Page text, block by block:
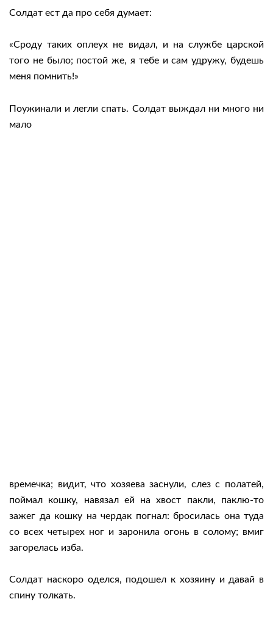
Солдат ест да про себя думает:
«Сроду таких оплеух не видал, и на службе царской
того не было; постой же, я тебе и сам удружу, будешь
меня помнить!»
Поужинали и легли спать. Солдат выждал ни много ни
мало
времечка; видит, что хозяева заснули, слез с полатей,
поймал кошку, навязал ей на хвост пакли, паклю-то
зажег да кошку на чердак погнал: бросилась она туда
со всех четырех ног и заронила огонь в солому; вмиг
загорелась изба.
Солдат наскоро оделся, подошел к хозяину и давай в
спину толкать.